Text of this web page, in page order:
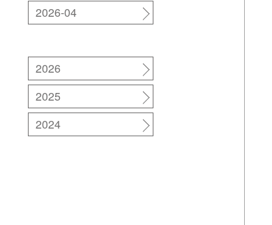
2026-04
2026
2025
2024